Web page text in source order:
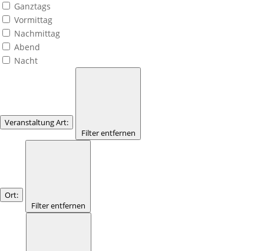
Ganztags
Vormittag
Nachmittag
Abend
Nacht
Veranstaltung Art:
Filter entfernen
Ort:
Filter entfernen